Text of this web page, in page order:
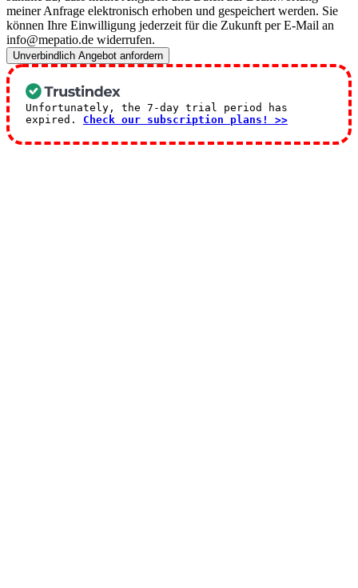
meiner Anfrage elektronisch erhoben und gespeichert werden. Sie
können Ihre Einwilligung jederzeit für die Zukunft per E-Mail an
info@mepatio.de widerrufen.
Unverbindlich Angebot anfordern
Unfortunately, the 7-day trial period has
expired. Check our subscription plans! >>